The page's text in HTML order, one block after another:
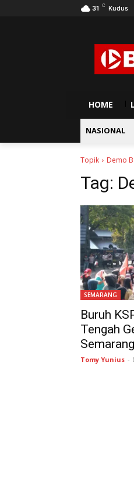
31 C Kudus
HOME
NASIONAL
Topik Demo
Tag:
SEMARANG
Buruh
Tengah
Semarang
Tomy Yunius -